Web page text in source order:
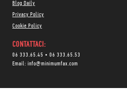
Blog Daily
Privacy Policy
Cookie Policy
CONTATTACI:
06 333.65.45 • 06 333.65.53
Email: info@minimumfax.com